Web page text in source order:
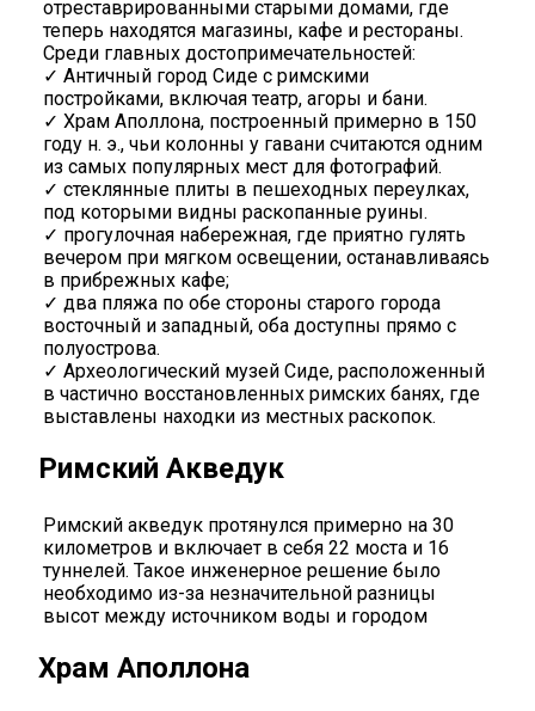
отреставрированными старыми домами, где
теперь находятся магазины, кафе и рестораны.
Среди главных достопримечательностей:
✓ Античный город Сиде с римскими
постройками, включая театр, агоры и бани.
✓ Храм Аполлона, построенный примерно в 150
году н. э., чьи колонны у гавани считаются одним
из самых популярных мест для фотографий.
✓ стеклянные плиты в пешеходных переулках,
под которыми видны раскопанные руины.
✓ прогулочная набережная, где приятно гулять
вечером при мягком освещении, останавливаясь
в прибрежных кафе;
✓ два пляжа по обе стороны старого города
восточный и западный, оба доступны прямо с
полуострова.
✓ Археологический музей Сиде, расположенный
в частично восстановленных римских банях, где
выставлены находки из местных раскопок.
Римский Акведук
Римский акведук протянулся примерно на 30
километров и включает в себя 22 моста и 16
туннелей. Такое инженерное решение было
необходимо из-за незначительной разницы
высот между источником воды и городом
Храм Аполлона